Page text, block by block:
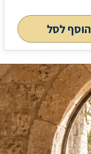
הוסף לסל